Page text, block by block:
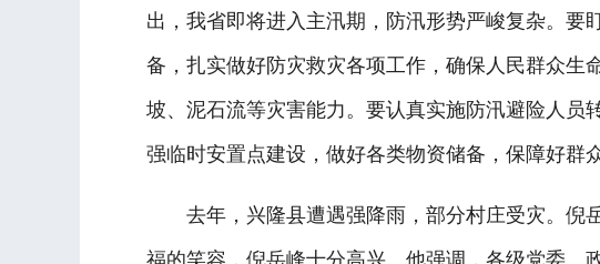
出，我省即将进入主汛期，防汛形势严峻复杂。
备，扎实做好防灾救灾各项工作，确保人民群众生
坡、泥石流等灾害能力。要认真实施防汛避险人员
强临时安置点建设，做好各类物资储备，保障好群
去年，兴隆县遭遇强降雨，部分村庄受灾。倪
福的笑容，倪岳峰十分高兴。他强调，各级党委、